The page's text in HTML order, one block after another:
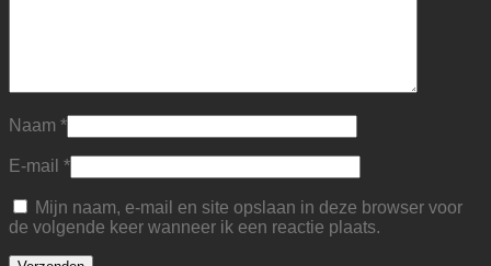
Naam *
E-mail *
Mijn naam, e-mail en site opslaan in deze browser voor
de volgende keer wanneer ik een reactie plaats.